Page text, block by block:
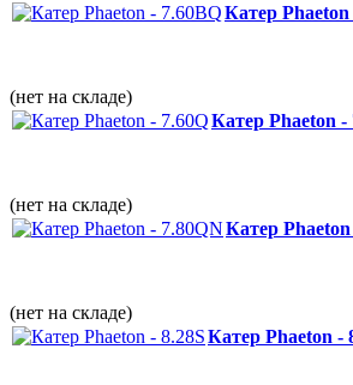
Катер
(нет на складе)
Катер Phaeton -
(нет на складе)
Катер
(нет на складе)
Катер Phaeton -